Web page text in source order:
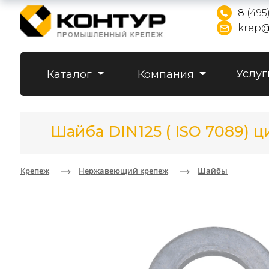
8
Каталог Компания
Шайба DIN125 ( ISO 7089)
Крепеж Нержавеющий крепеж Шайбы